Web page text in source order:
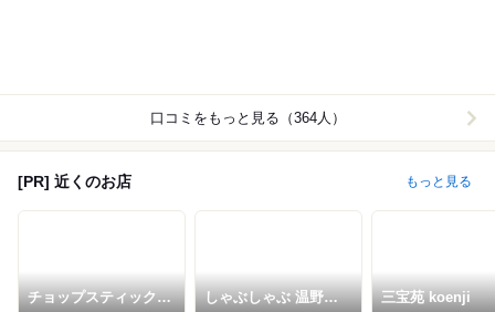
口コミをもっと見る（364人）
[PR] 近くのお店 もっと見る
チョップスティックス
しゃぶしゃぶ 温野菜
三宝苑 koenji